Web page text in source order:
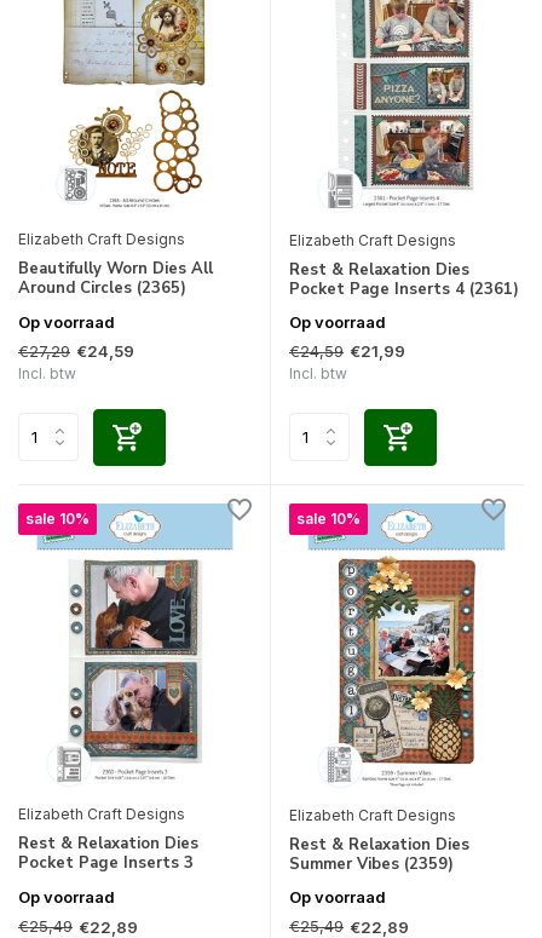
Elizabeth Craft Designs
Beautifully Worn Dies All
Around Circles (2365)
Op voorraad
€27,29 €24,59
Incl. btw
Elizabeth Craft Designs
Rest & Relaxation Dies
Pocket Page Inserts 4 (2361)
Op voorraad
€24,59 €21,99
Incl. btw
sale 10%
Elizabeth Craft Designs
Rest & Relaxation Dies
Pocket Page Inserts 3
Op voorraad
€25,49 €22,89
sale 10%
Elizabeth Craft Designs
Rest & Relaxation Dies
Summer Vibes (2359)
Op voorraad
€25,49 €22,89